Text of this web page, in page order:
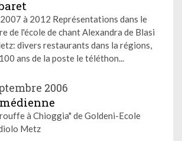
à 2012 Représentations dans le
de l'école de chant Alexandra de Blasi
divers restaurants dans la régions,
ans de la poste le téléthon...
2006
à Chioggia" de Goldeni-Ecole
Metz